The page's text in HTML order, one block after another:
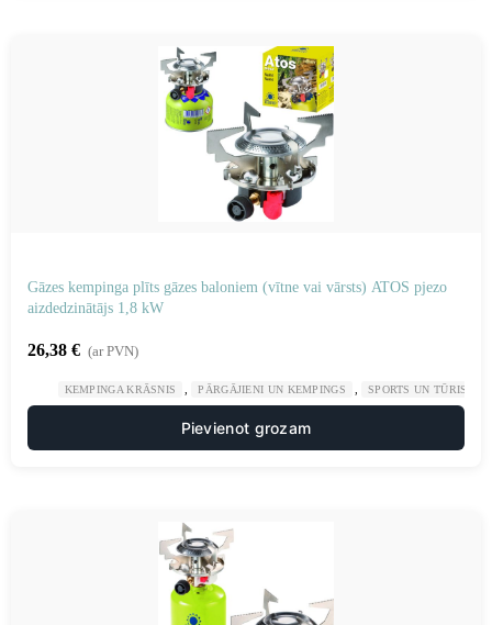
Gāzes kempinga plīts gāzes baloniem (vītne vai vārsts) ATOS pjezo
aizdedzinātājs 1,8 kW
26,38 € (ar PVN)
KEMPINGA KRĀSNIS PĀRGĀJIENI UN KEMPINGS SPORTS UN TŪRISMS
Pievienot grozam